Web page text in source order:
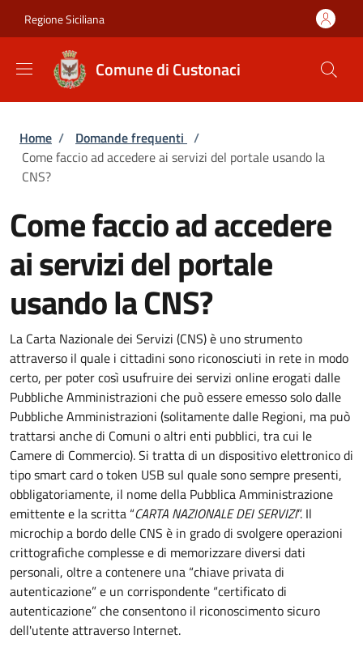
Regione Siciliana
Comune di Custonaci
Briciole di pane
Home / Domande frequenti /
Come faccio ad accedere ai servizi del portale usando la
CNS?
Come faccio ad accedere
ai servizi del portale
usando la CNS?
La Carta Nazionale dei Servizi (CNS) è uno strumento
attraverso il quale i cittadini sono riconosciuti in rete in modo
certo, per poter così usufruire dei servizi online erogati dalle
Pubbliche Amministrazioni che può essere emesso solo dalle
Pubbliche Amministrazioni (solitamente dalle Regioni, ma può
trattarsi anche di Comuni o altri enti pubblici, tra cui le
Camere di Commercio).Si tratta di un dispositivo elettronico di
tiposmart cardo token USB sul quale sono sempre presenti,
obbligatoriamente, il nome della Pubblica Amministrazione
emittente e la scritta “CARTA NAZIONALE DEI SERVIZI”. Il
microchip a bordo delle CNS è in grado di svolgere operazioni
crittografiche complesse e di memorizzare diversi dati
personali, oltre a contenere una “chiave privata di
autenticazione” e un corrispondente “certificato di
autenticazione” che consentono il riconoscimento sicuro
dell'utente attraverso Internet.